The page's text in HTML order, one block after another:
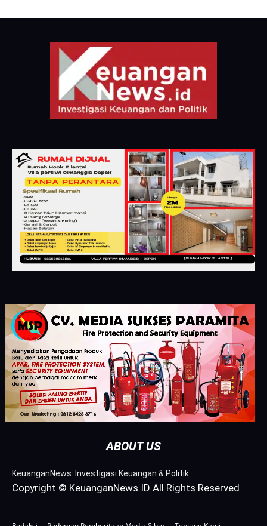
ABOUT US
KeuanganNews: Investigasi Keuangan & Politik
Copyright © KeuanganNews.ID All Rights Reserved